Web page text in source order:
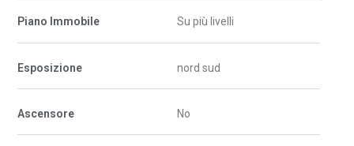
Piano Immobile Su più livelli
Esposizione nord sud
Ascensore No